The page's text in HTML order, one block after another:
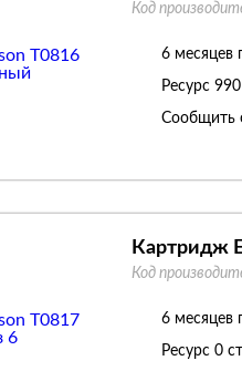
Код
6 месяцев
Ресурс
Сообщить
Картридж
Код
6 месяцев
Ресурс 0